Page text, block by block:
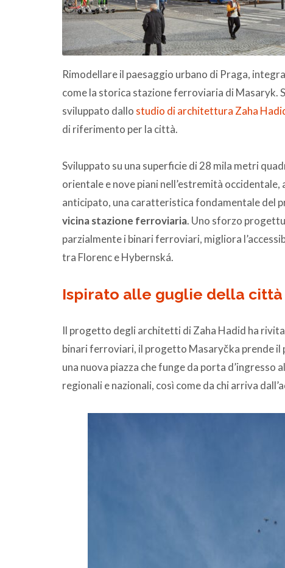
Rimodellare il paesaggio urbano di Praga,
come la storica stazione ferroviaria di Masaryk.
sviluppato dallo studio di architettura Zaha
di riferimento per la città.
Sviluppato su una superficie di 28 mila metri
orientale e nove piani nell’estremità
anticipato, una caratteristica fondamentale del
vicina stazione ferroviaria. Uno sforzo
parzialmente i binari ferroviari, migliora
tra Florenc e Hybernská.
Ispirato alle guglie della città
Il progetto degli architetti di Zaha Hadid ha
binari ferroviari, il progetto Masaryčka prende il
una nuova piazza che funge da porta
regionali e nazionali, così come da chi arriva